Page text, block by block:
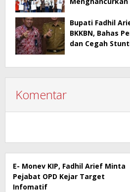
Bupati Fadhil
BKKBN, Bahas
dan Cegah
Komentar
E- Monev KIP, Fadhil Arief Minta
Pejabat OPD Kejar Target
Infomatif